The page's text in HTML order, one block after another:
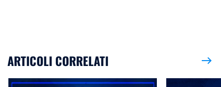
ARTICOLI CORRELATI east